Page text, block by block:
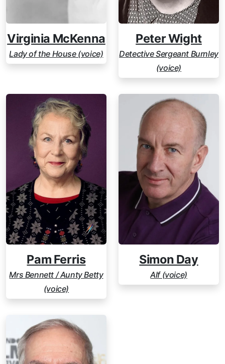
Virginia McKenna
Lady of the House (voice)
Peter Wight
Detective Sergeant Burnley
(voice)
Pam Ferris
Mrs Bennett / Aunty Betty
(voice)
Simon Day
Alf (voice)